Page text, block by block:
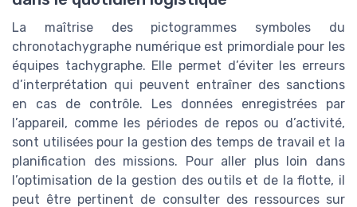
La maîtrise des pictogrammes symboles du
chronotachygraphe numérique est primordiale pour les
équipes tachygraphe. Elle permet d’éviter les erreurs
d’interprétation qui peuvent entraîner des sanctions
en cas de contrôle. Les données enregistrées par
l’appareil, comme les périodes de repos ou d’activité,
sont utilisées pour la gestion des temps de travail et la
planification des missions. Pour aller plus loin dans
l’optimisation de la gestion des outils et de la flotte, il
peut être pertinent de consulter des ressources sur